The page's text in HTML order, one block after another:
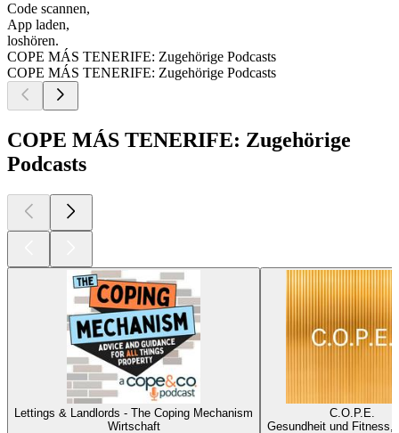
Code scannen,
App laden,
loshören.
COPE MÁS TENERIFE: Zugehörige Podcasts
COPE MÁS TENERIFE: Zugehörige Podcasts
COPE MÁS TENERIFE: Zugehörige
Podcasts
Lettings & Landlords - The Coping Mechanism
Wirtschaft
C.O.P.E.
Gesundheit und Fitness,